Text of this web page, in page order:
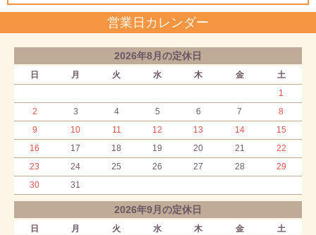
営業日カレンダー
2026年8月の定休日
日 月 火 水 木 金
土
1
2
3 4 5 6 7
8
9
10 11 12 13 14
15
16
17 18 19 20 21
22
23
24 25 26 27 28
29
30
31
2026年9月の定休日
日 月 火 水 木 金
土